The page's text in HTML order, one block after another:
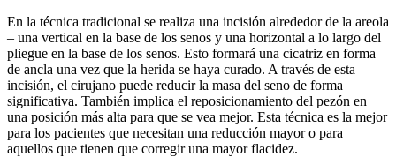
En la técnica tradicional se realiza una incisión alrededor de la areola
– una vertical en la base de los senos y una horizontal a lo largo del
pliegue en la base de los senos. Esto formará una cicatriz en forma
de ancla una vez que la herida se haya curado. A través de esta
incisión, el cirujano puede reducir la masa del seno de forma
significativa. También implica el reposicionamiento del pezón en
una posición más alta para que se vea mejor. Esta técnica es la mejor
para los pacientes que necesitan una reducción mayor o para
aquellos que tienen que corregir una mayor flacidez.